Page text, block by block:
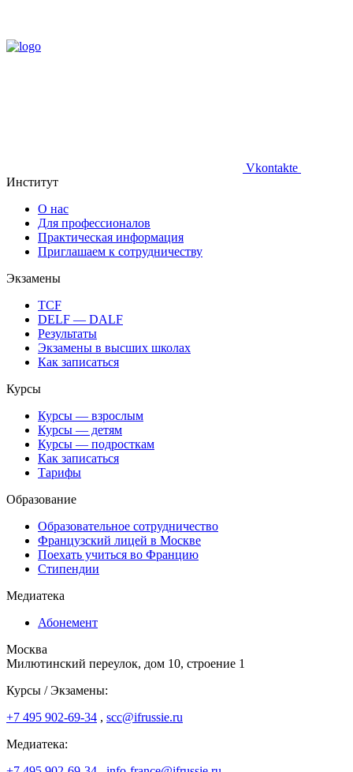
Vkontakte
Институт
О нас
Для профессионалов
Практическая информация
Приглашаем к сотрудничеству
Экзамены
TCF
DELF — DALF
Результаты
Экзамены в высших школах
Как записаться
Курсы
Курсы — взрослым
Курсы — детям
Курсы — подросткам
Как записаться
Тарифы
Образование
Образовательное сотрудничество
Французский лицей в Москве
Поехать учиться во Францию
Стипендии
Медиатека
Абонемент
Москва
Милютинский переулок, дом 10, строение 1
Курсы / Экзамены:
+7 495 902-69-34 , scc@ifrussie.ru
Медиатека: